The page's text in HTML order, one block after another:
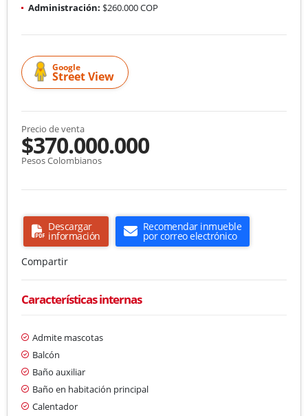
Administración: $260.000 COP
Google
Street View
Precio de venta
$370.000.000
Pesos Colombianos
Descargar
información
Recomendar inmueble
por correo electrónico
Compartir
Características internas
Admite mascotas
Balcón
Baño auxiliar
Baño en habitación principal
Calentador